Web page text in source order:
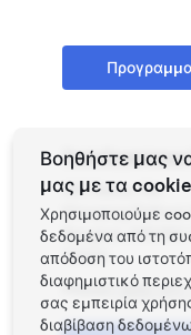
Tesla Experience
991 Rama I Rd
Khwaeng Pathum
Bangkok,
10330
Phone1-800-
Βοηθήστε μας
μας με τα
Χρησιμοποιούμε
δεδομένα από τη
απόδοση του
διαφημιστικό
σας εμπειρία
διαβίβαση